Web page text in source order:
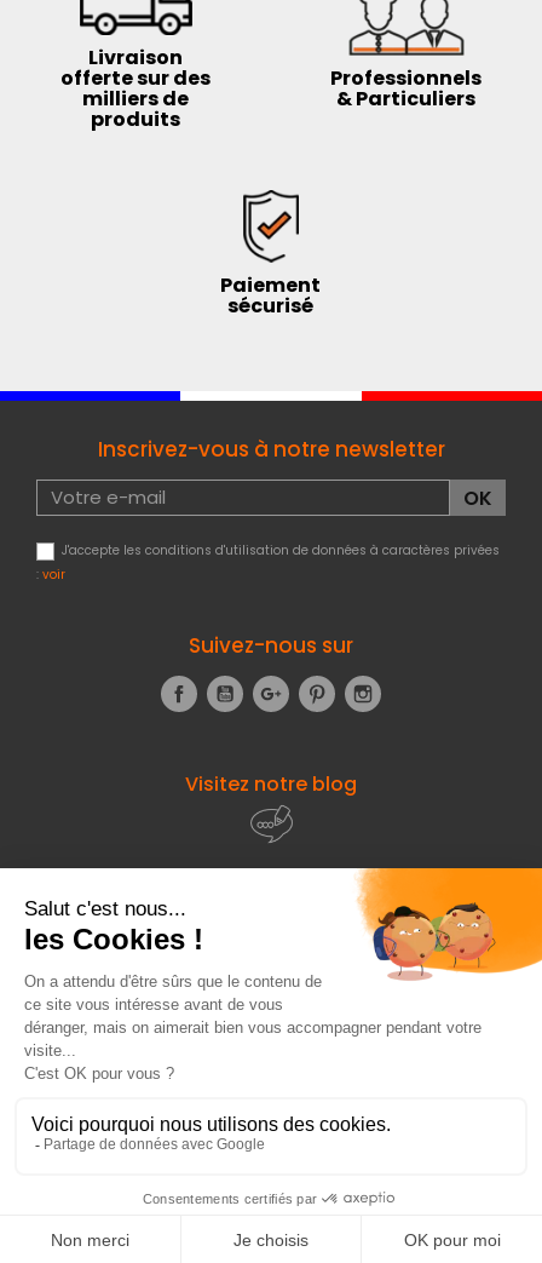
4,21 €HT
Livraison
offerte sur des
milliers de
produits
Professionnels
& Particuliers
Paiement
sécurisé
Inscrivez-vous à notre newsletter
J'accepte les conditions d'utilisation de données à caractères privées
: voir
Suivez-nous sur
FacebookYouTubeGoogle+Pinterest
Visitez notre blog
À propos de
Fourniresto
Entre vous et nous
Besoin d'aide ?
© 2026 - Fourniresto